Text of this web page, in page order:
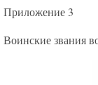
Приложение 3
Воинские звания